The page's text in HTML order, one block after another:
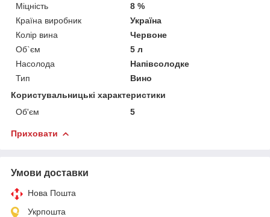
Міцність
8 %
Країна виробник
Україна
Колір вина
Червоне
Об`єм
5 л
Насолода
Напівсолодке
Тип
Вино
Користувальницькі характеристики
Об'єм
5
Приховати
Умови доставки
Нова Пошта
Укрпошта